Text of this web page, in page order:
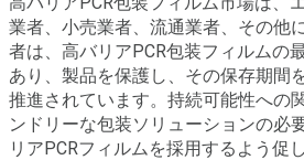
業者、小売業者、流通業者、その他
者は、高バリアPCR包装フィルムの
あり、製品を保護し、その保存期間
推進されています。持続可能性への
ンドリーな包装ソリューションの必
リアPCRフィルムを採用するよう促